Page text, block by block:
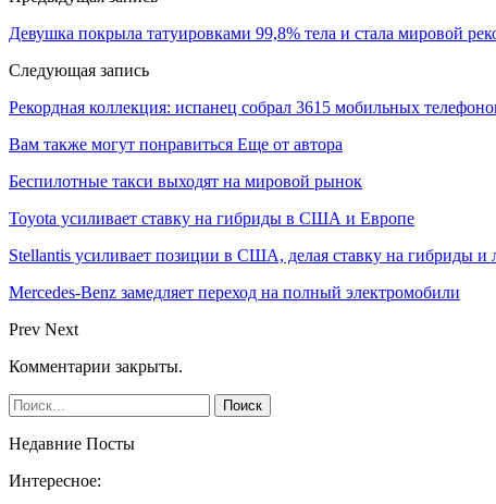
Девушка покрыла татуировками 99,8% тела и стала мировой
Следующая запись
Рекордная коллекция: испанец собрал 3615 мобильных
Вам также могут понравиться Еще от автора
Беспилотные такси выходят на мировой рынок
Toyota усиливает ставку на гибриды в США и Европе
Stellantis усиливает позиции в США, делая ставку на гибриды и
Mercedes-Benz замедляет переход на полный электромобили
Prev Next
Комментарии закрыты.
Недавние Посты
Интересное: